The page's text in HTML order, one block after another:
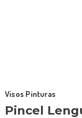
Visos Pinturas
Pincel